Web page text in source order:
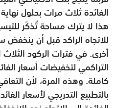
هذا لا يترك مساحة تُذكَر
للاتجاه الراكد قبل أن ينخفض
أخرى. في فترات الركود الثلاث
التراكمي لتخفيضات أسعار
كاملة. وهذه المرة، لأن
بالتطبيع التدريجي لأسعار